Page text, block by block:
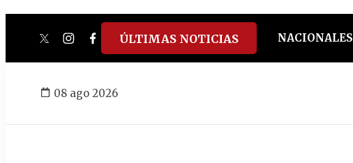
twitterinstagram
facebook
tiktokyoutube
spotify
ÚLTIMAS NOTICIAS NACIONALES
08 ago 2026